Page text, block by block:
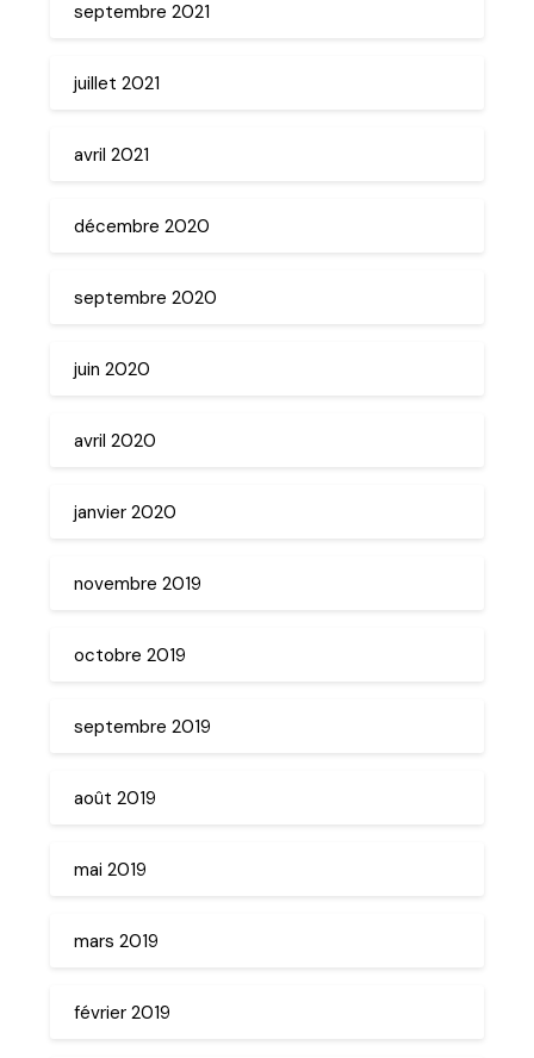
septembre 2021
juillet 2021
avril 2021
décembre 2020
septembre 2020
juin 2020
avril 2020
janvier 2020
novembre 2019
octobre 2019
septembre 2019
août 2019
mai 2019
mars 2019
février 2019